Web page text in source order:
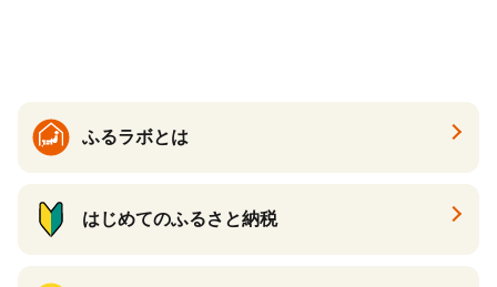
ふるラボとは
はじめてのふるさと納税